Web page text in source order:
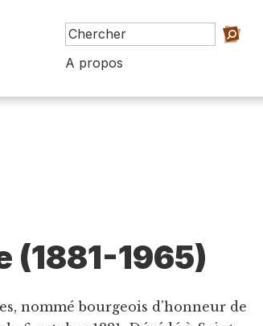
A propos
(1881-1965)
nommé bourgeois d'honneur de